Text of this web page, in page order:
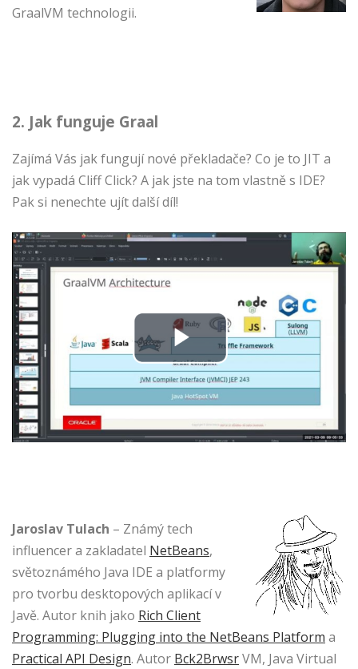
GraalVM technologii.
2. Jak funguje Graal
Zajímá Vás jak fungují nové překladače? Co je to JIT a
jak vypadá Cliff Click? A jak jste na tom vlastně s IDE?
Pak si nenechte ujít další díl!
Jaroslav Tulach – Známý tech
influencer a zakladatel NetBeans,
světoznámého Java IDE a platformy
pro tvorbu desktopových aplikací v
Javě. Autor knih jako Rich Client
Programming: Plugging into the NetBeans Platform a
Practical API Design. Autor Bck2BrwsrVM, Java Virtual